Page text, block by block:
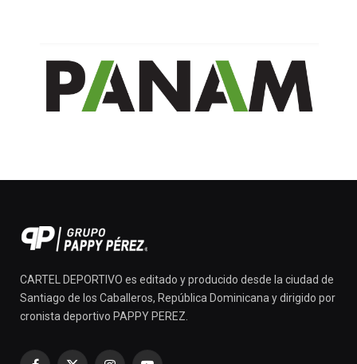
CARTEL DEPORTIVO es editado y producido desde la ciudad de
Santiago de los Caballeros, República Dominicana y dirigido por
cronista deportivo PAPPY PEREZ.